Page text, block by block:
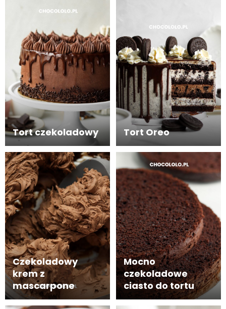
Tort czekoladowy Tort Oreo
Czekoladowy
krem z
mascarpone
Mocno
czekoladowe
ciasto do tortu